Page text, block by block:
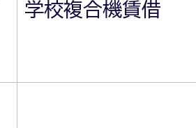
学校複合機賃借